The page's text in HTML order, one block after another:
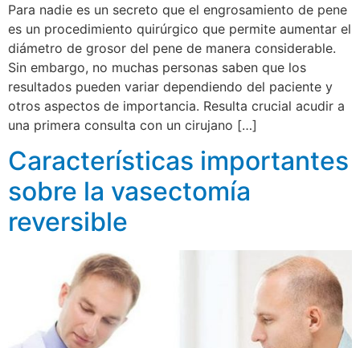
Para nadie es un secreto que el engrosamiento de pene
es un procedimiento quirúrgico que permite aumentar el
diámetro de grosor del pene de manera considerable.
Sin embargo, no muchas personas saben que los
resultados pueden variar dependiendo del paciente y
otros aspectos de importancia. Resulta crucial acudir a
una primera consulta con un cirujano […]
Características importantes
sobre la vasectomía
reversible